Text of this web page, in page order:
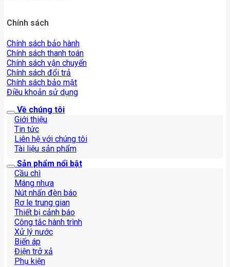
Chính sách
Chính sách bảo hành
Chính sách thanh toán
Chính sách vận chuyển
Chính sách đổi trả
Chính sách bảo mật
Điều khoản sử dụng
Về chúng tôi
Giới thiệu
Tin tức
Liên hệ với chúng tôi
Tài liệu sản phẩm
Sản phẩm nổi bật
Cầu chì
Máng nhựa
Nút nhấn đèn báo
Rơ le trung gian
Thiết bị cảnh báo
Công tắc hành trình
Xử lý nước
Biến áp
Điện trở xả
Phụ kiện